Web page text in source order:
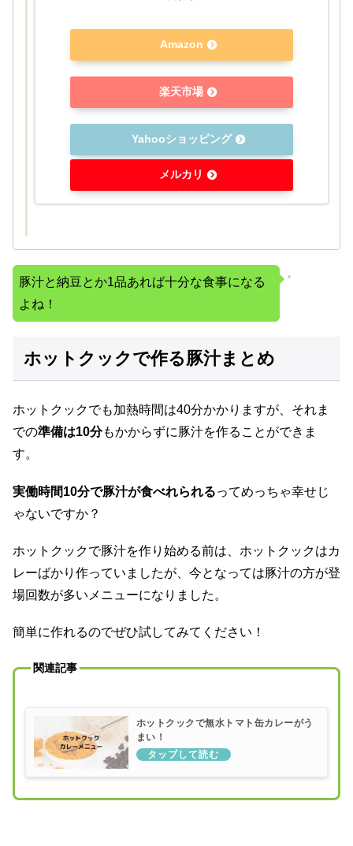
Amazon
楽天市場
Yahooショッピング
メルカリ
豚汁と納豆とか1品あれば十分な食事になる
よね！
ホットクックで作る豚汁まとめ
ホットクックでも加熱時間は40分かかりますが、それま
での準備は10分もかからずに豚汁を作ることができま
す。
実働時間10分で豚汁が食べれられるってめっちゃ幸せじ
ゃないですか？
ホットクックで豚汁を作り始める前は、ホットクックはカ
レーばかり作っていましたが、今となっては豚汁の方が登
場回数が多いメニューになりました。
簡単に作れるのでぜひ試してみてください！
関連記事
ホットクックで無水トマト缶カレーがう
まい！